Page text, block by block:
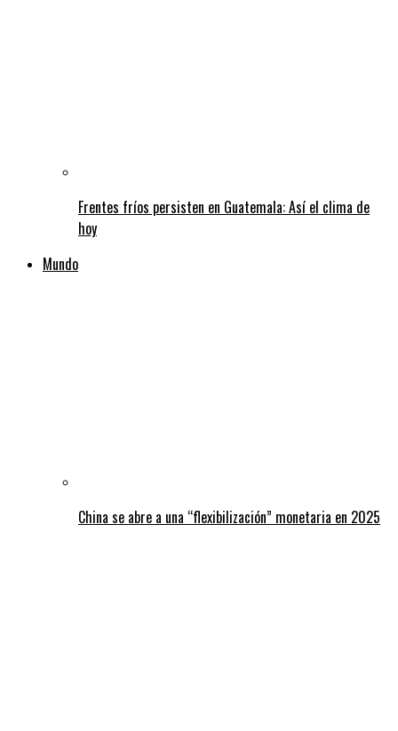
Frentes fríos persisten en Guatemala: Así el clima de
hoy
Mundo
China se abre a una “flexibilización” monetaria en 2025